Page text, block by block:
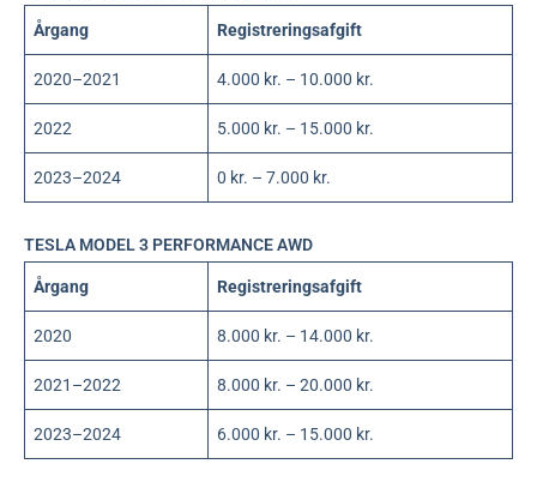
Årgang Registreringsafgift
2020–2021 4.000 kr. – 10.000 kr.
2022 5.000 kr. – 15.000 kr.
2023–2024 0 kr. – 7.000 kr.
TESLA MODEL 3 PERFORMANCE AWD
Årgang Registreringsafgift
2020 8.000 kr. – 14.000 kr.
2021–2022 8.000 kr. – 20.000 kr.
2023–2024 6.000 kr. – 15.000 kr.